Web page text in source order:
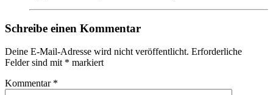
Schreibe einen Kommentar
Deine E-Mail-Adresse wird nicht veröffentlicht. Erforderliche
Felder sind mit * markiert
Kommentar *